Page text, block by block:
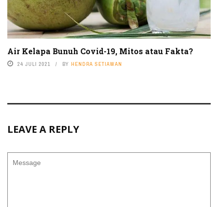
Air Kelapa Bunuh Covid-19, Mitos atau Fakta?
24 JULI 2021 BY HENDRA SETIAWAN
LEAVE A REPLY